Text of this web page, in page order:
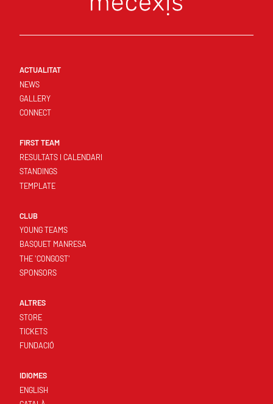
ACTUALITAT
NEWS
GALLERY
CONNECT
FIRST TEAM
RESULTATS I CALENDARI
STANDINGS
TEMPLATE
CLUB
YOUNG TEAMS
BASQUET MANRESA
THE 'CONGOST'
SPONSORS
ALTRES
STORE
TICKETS
FUNDACIÓ
IDIOMES
ENGLISH